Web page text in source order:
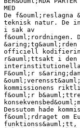
MED
De f&ouml;reslagna
teknisk natur. De
i sak av
f&ouml;rordningen.
officiell
r&auml;ttsakt i den
interinstitutionella
F&ouml;r
kommissionens
f&ouml;r
Dessutom hade
f&ouml;rdraget om
funktionss&auml;tt,